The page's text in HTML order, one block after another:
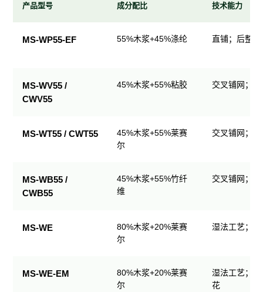
卫
产品型号 成分配比 技术能力
MS-WP55-EF 55%木浆+45%涤纶 直铺；后整
MS-WV55 /
CWV55
45%木浆+55%粘胶 交叉铺网；
MS-WT55 / CWT55
45%木浆+55%莱赛
尔
交叉铺网；
MS-WB55 /
CWB55
45%木浆+55%竹纤
维
交叉铺网；
MS-WE
80%木浆+20%莱赛
尔
湿法工艺；
MS-WE-EM
80%木浆+20%莱赛
尔
湿法工艺；
花